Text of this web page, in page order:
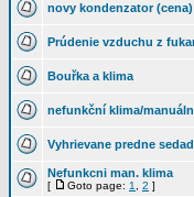
novy kondenzator (cena)
Prúdenie vzduchu z
Bouřka a klima
nefunkční klima/
Vyhrievane predne
Nefunkcni man. klima
[ Goto page: 1 2 ]